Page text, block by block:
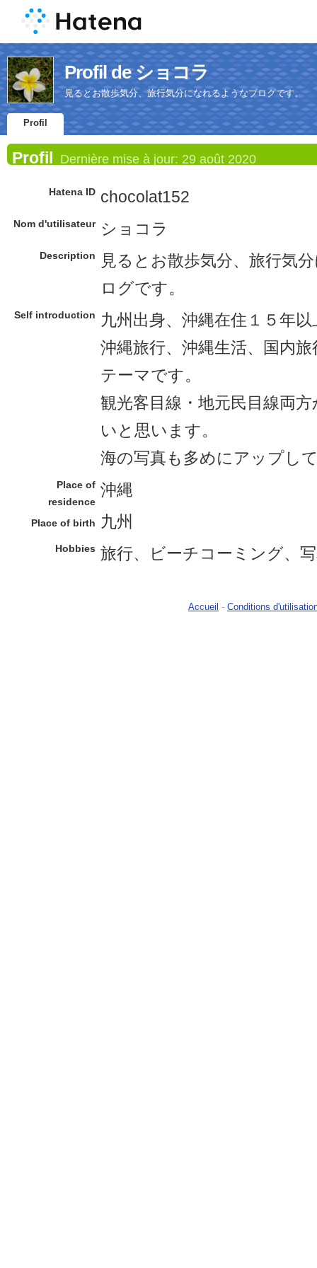
Profil de ショコラ
見るとお散歩気分、旅行気分になれるようなブログです。
Profil
Profil Dernière mise à jour: 29 août 2020
Hatena ID chocolat152
Nom d'utilisateur ショコラ
Description
見るとお散歩気分、旅行気
ログです。
Self introduction
九州出身、沖縄在住１５年以
沖縄旅行、沖縄生活、国内
テーマです。
観光客目線・地元民目線両
いと思います。
海の写真も多めにアップし
Place of
residence
沖縄
Place of birth 九州
Hobbies 旅行、ビーチコーミング、
Accueil - Conditions